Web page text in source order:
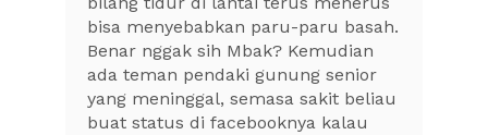
bisa menyebabkan paru-paru basah.
Benar nggak sih Mbak? Kemudian
ada teman pendaki gunung senior
yang meninggal, semasa sakit beliau
buat status di facebooknya kalau